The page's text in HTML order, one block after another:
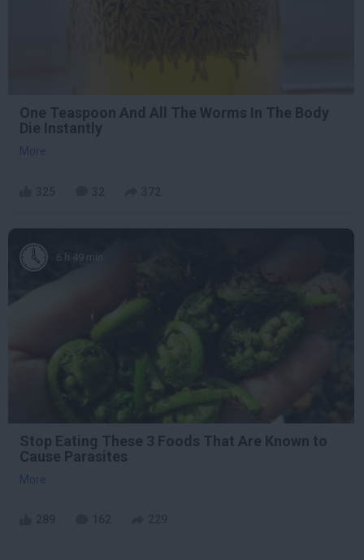
One Teaspoon And All The Worms In The Body
Die Instantly
More
6 h 49 min
Stop Eating These 3 Foods That Are Known to
Cause Parasites
More